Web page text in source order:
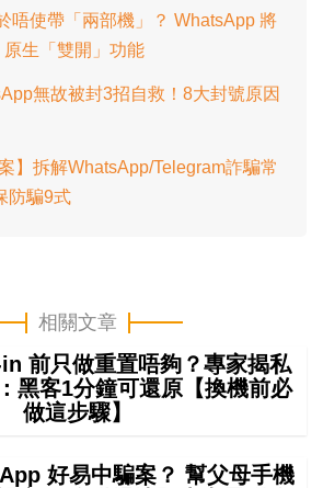
唔使帶「兩部機」？ WhatsApp 將
生「雙開」功能
無故被封3招自救！8大封號原因
】拆解WhatsApp/Telegram詐騙常
防騙9式
相關文章
前只做重置唔夠？專家揭私
黑客1分鐘可還原【換機前必
做這步驟】
好易中騙案？ 幫父母手機